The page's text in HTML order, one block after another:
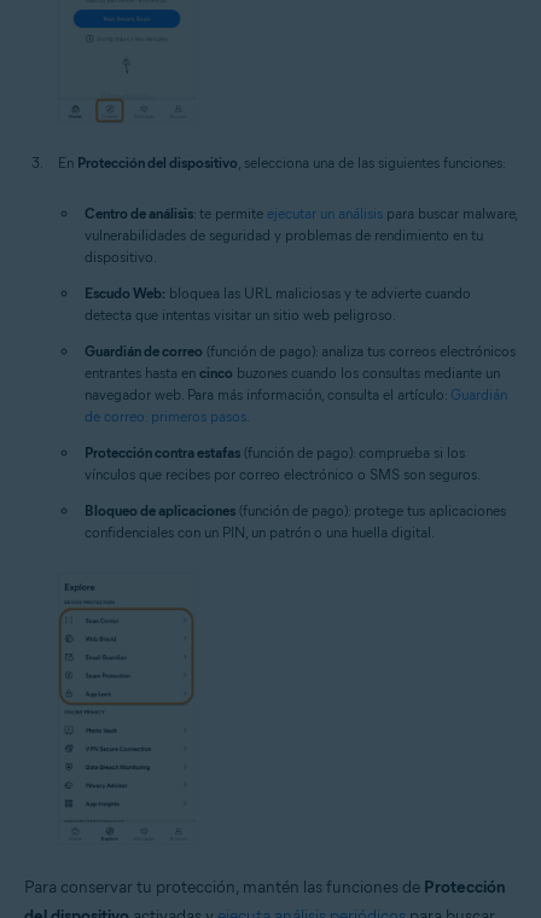
En Protección del dispositivo , selecciona una de las siguientes funciones:
Centro de análisis: te permite ejecutar un análisis para buscar malware,
vulnerabilidades de seguridad y problemas de rendimiento en tu
dispositivo.
Escudo Web: bloquea las URL maliciosas y te advierte cuando
detecta que intentas visitar un sitio web peligroso.
Guardián de correo (función de pago): analiza tus correos electrónicos
entrantes hasta en cinco buzones cuando los consultas mediante un
navegador web. Para más información, consulta el artículo: Guardián
de correo: primeros pasos
Protección contra estafas (función de pago): comprueba si los
vínculos que recibes por correo electrónico o SMS son seguros.
Bloqueo de aplicaciones (función de pago): protege tus aplicaciones
confidenciales con un PIN, un patrón o una huella digital.
Para conservar tu protección, mantén las funciones de Protección